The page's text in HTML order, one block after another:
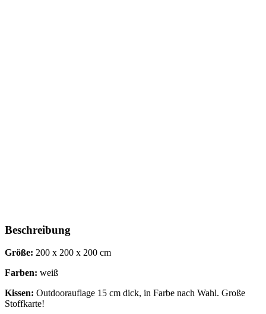
Beschreibung
Größe: 200 x 200 x 200 cm
Farben: weiß
Kissen: Outdoorauflage 15 cm dick, in Farbe nach Wahl. Große
Stoffkarte!